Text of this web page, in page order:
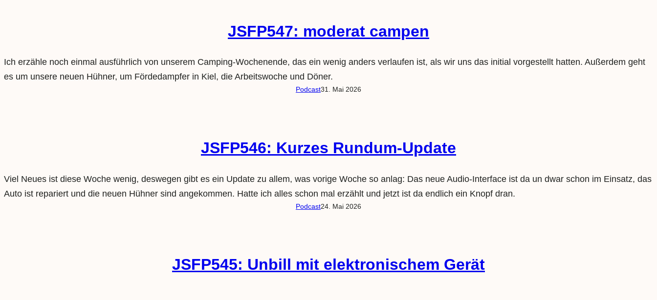
JSFP547: moderat campen
Ich erzähle noch einmal ausführlich von unserem Camping-Wochenende, das ein wenig anders verlaufen ist, als wir uns das initial vorgestellt hatten. Außerdem geht
es um unsere neuen Hühner, um Fördedampfer in Kiel, die Arbeitswoche und Döner.
Podcast31. Mai 2026
JSFP546: Kurzes Rundum-Update
Viel Neues ist diese Woche wenig, deswegen gibt es ein Update zu allem, was vorige Woche so anlag: Das neue Audio-Interface ist da un dwar schon im Einsatz, das
Auto ist repariert und die neuen Hühner sind angekommen. Hatte ich alles schon mal erzählt und jetzt ist da endlich ein Knopf dran.
Podcast24. Mai 2026
JSFP545: Unbill mit elektronischem Gerät